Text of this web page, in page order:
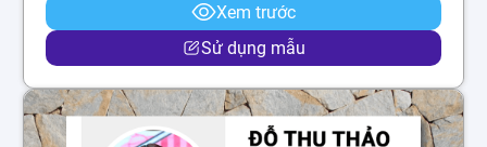
Xem trước
Sử dụng mẫu